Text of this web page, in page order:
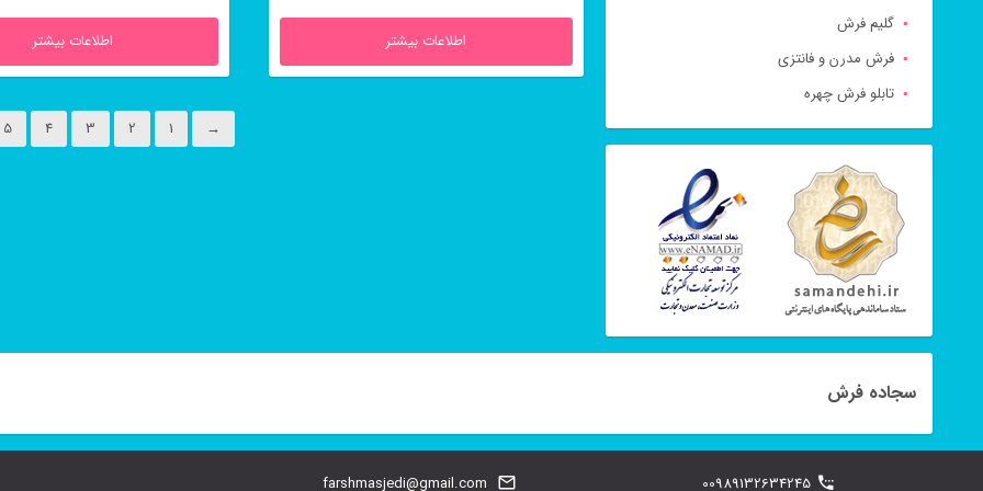
گلیم فرش
فرش مدرن و فانتزی
تابلو فرش چهره
اطلاعات بیشتر اطلاعات بیشتر
→
1
2
3
4
5
سجاده فرش
00989132634245
farshmasjedi@gmail.com